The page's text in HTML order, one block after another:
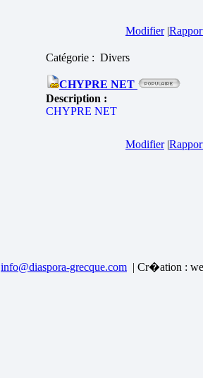
Modifier|
Catégorie : Divers
CHYPRE NET
Description :
CHYPRE NET
Modifier|
info@diaspora-grecque.com | Cr�ation :